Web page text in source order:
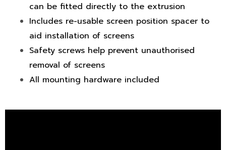
can be fitted directly to the extrusion
Includes re-usable screen position spacer to
aid installation of screens
Safety screws help prevent unauthorised
removal of screens
All mounting hardware included